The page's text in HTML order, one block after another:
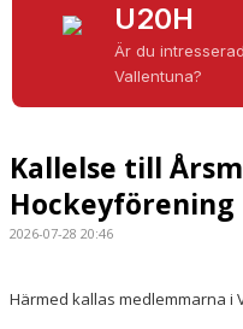
BILJETTER
HOCKEYWEEK 2026
U20H
Är du
Vallentuna?
Kallelse till
Hockeyförening
2026-07-28 20:46
Härmed kallas medlemmarna i